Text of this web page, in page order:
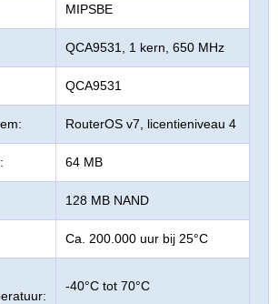
MIPSBE
QCA9531, 1 kern, 650 MHz
QCA9531
RouterOS v7, licentieniveau 4
64 MB
128 MB NAND
Ca. 200.000 uur bij 25°C
-40°C tot 70°C